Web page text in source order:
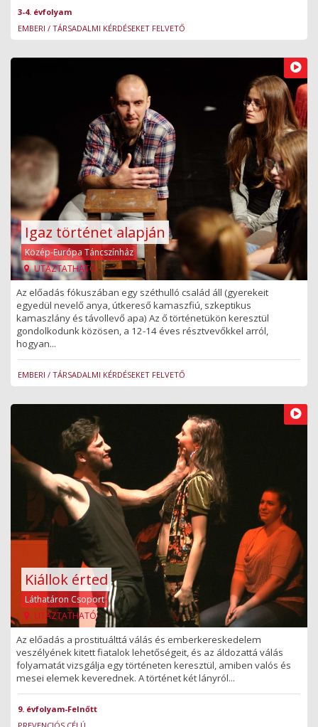
3-4. évfolyam
EMBERI / TÁRSADALMI KÉRDÉSEKET FELVETŐ
Igaz történet alapján
Közép-Európa Táncszínház
UTAZTATHATÓ
Az előadás fókuszában egy széthulló család áll (gyerekeit
egyedül nevelő anya, útkereső kamaszfiú, szkeptikus
kamaszlány és távollevő apa) Az ő történetükön keresztül
gondolkodunk közösen, a 12-14 éves résztvevőkkel arról,
hogyan...
EMBERI / TÁRSADALMI KÉRDÉSEKET FELVETŐ
Kiállok érted
Láthatáron Csoport
UTAZTATHATÓ
Az előadás a prostituálttá válás és emberkereskedelem
veszélyének kitett fiatalok lehetőségeit, és az áldozattá válás
folyamatát vizsgálja egy történeten keresztül, amiben valós és
mesei elemek keverednek. A történet két lányról...
9. évfolyam-Felnőtt